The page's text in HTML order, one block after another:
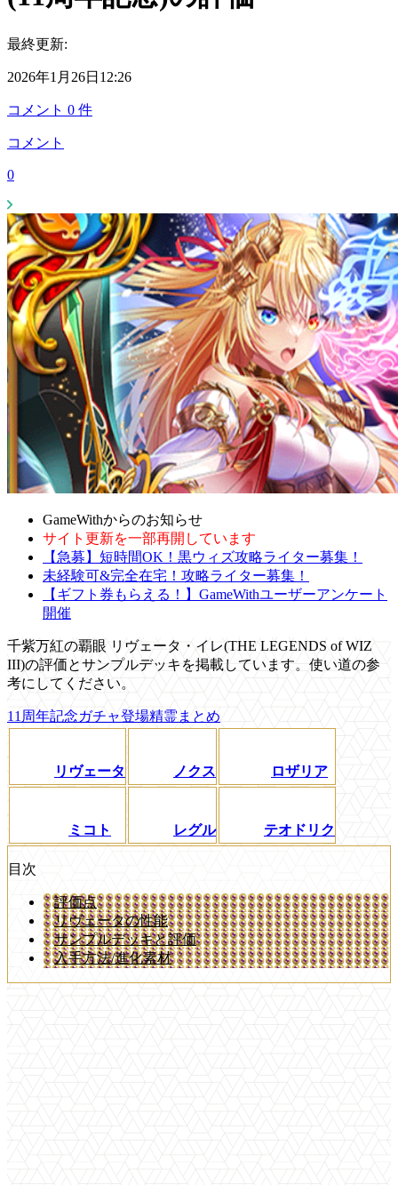
最終更新:
2026年1月26日12:26
コメント 0 件
コメント
0
GameWithからのお知らせ
サイト更新を一部再開しています
【急募】短時間OK！黒ウィズ攻略ライター募集！
未経験可&完全在宅！攻略ライター募集！
【ギフト券もらえる！】GameWithユーザーアンケート
開催
千紫万紅の覇眼 リヴェータ・イレ(THE LEGENDS of WIZ
III)の評価とサンプルデッキを掲載しています。使い道の参
考にしてください。
11周年記念ガチャ登場精霊まとめ
リヴェータ ノクス ロザリア
ミコト レグル テオドリク
目次
評価点
リヴェータの性能
サンプルデッキと評価
入手方法/進化素材